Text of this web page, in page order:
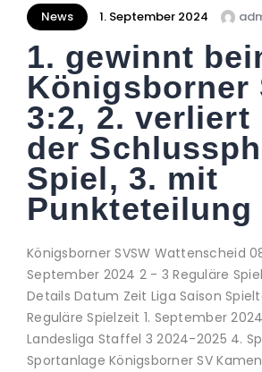
News 1. September 2024
1. gewinnt
Königsborner
3:2, 2. verliert
der
Spiel, 3. mit
Punkteteilung
Königsborner SVSW Wattenscheid
September 2024 2 - 3 Reguläre
Details Datum Zeit Liga Saison
Reguläre Spielzeit 1. September
Landesliga Staffel 3 2024-2025 4.
Sportanlage Königsborner SV